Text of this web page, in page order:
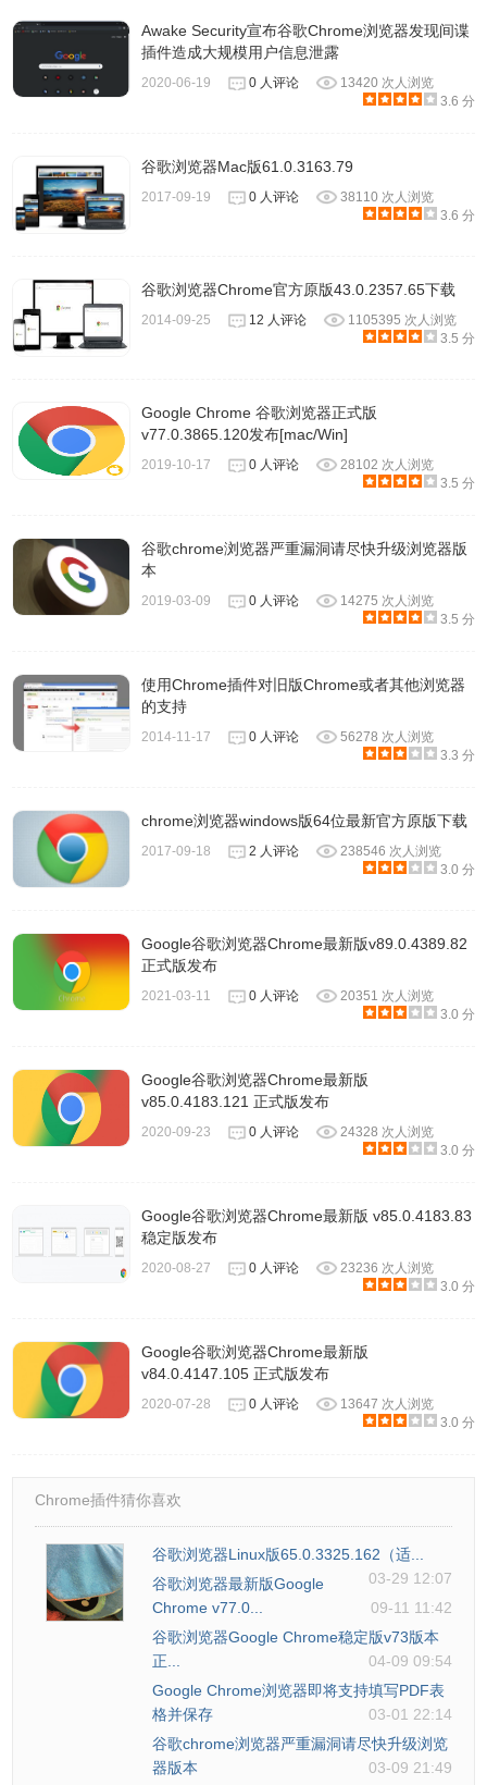
Awake Security宣布谷歌Chrome浏览器发现间谍
插件造成大规模用户信息泄露
2020-06-19 0 人评论
13420 次人浏览
3.6 分
谷歌浏览器Mac版61.0.3163.79
2017-09-19 0 人评论
38110 次人浏览
3.6 分
谷歌浏览器Chrome官方原版43.0.2357.65下载
2014-09-25 12 人评论
1105395 次人浏览
3.5 分
Google Chrome 谷歌浏览器正式版
v77.0.3865.120发布[mac/Win]
2019-10-17 0 人评论
28102 次人浏览
3.5 分
谷歌chrome浏览器严重漏洞请尽快升级浏览器版
本
2019-03-09 0 人评论
14275 次人浏览
3.5 分
使用Chrome插件对旧版Chrome或者其他浏览器
的支持
2014-11-17 0 人评论
56278 次人浏览
3.3 分
chrome浏览器windows版64位最新官方原版下载
2017-09-18 2 人评论
238546 次人浏览
3.0 分
Google谷歌浏览器Chrome最新版v89.0.4389.82
正式版发布
2021-03-11 0 人评论
20351 次人浏览
3.0 分
Google谷歌浏览器Chrome最新版
v85.0.4183.121 正式版发布
2020-09-23 0 人评论
24328 次人浏览
3.0 分
Google谷歌浏览器Chrome最新版 v85.0.4183.83
稳定版发布
2020-08-27 0 人评论
23236 次人浏览
3.0 分
Google谷歌浏览器Chrome最新版
v84.0.4147.105 正式版发布
2020-07-28 0 人评论
13647 次人浏览
3.0 分
Chrome插件猜你喜欢
谷歌浏览器Linux版65.0.3325.162（适...
03-29 12:07
谷歌浏览器最新版Google
Chrome v77.0...
09-11 11:42
谷歌浏览器Google Chrome稳定版v73版本
正...
04-09 09:54
Google Chrome浏览器即将支持填写PDF表
格并保存
03-01 22:14
谷歌chrome浏览器严重漏洞请尽快升级浏览
器版本
03-09 21:49